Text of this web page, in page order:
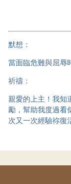
默想：
當面臨危難與屈辱
祈禱：
親愛的上主！我知
勵，幫助我度過看
次又一次經驗祢復